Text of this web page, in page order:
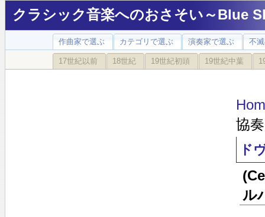
クラシック音楽へのおさそい～Blue
作曲家で選ぶ カテゴリで選ぶ 演奏家で選ぶ 不
17世紀以前 18世紀 19世紀初頭 19世紀中葉
協
ド
ル